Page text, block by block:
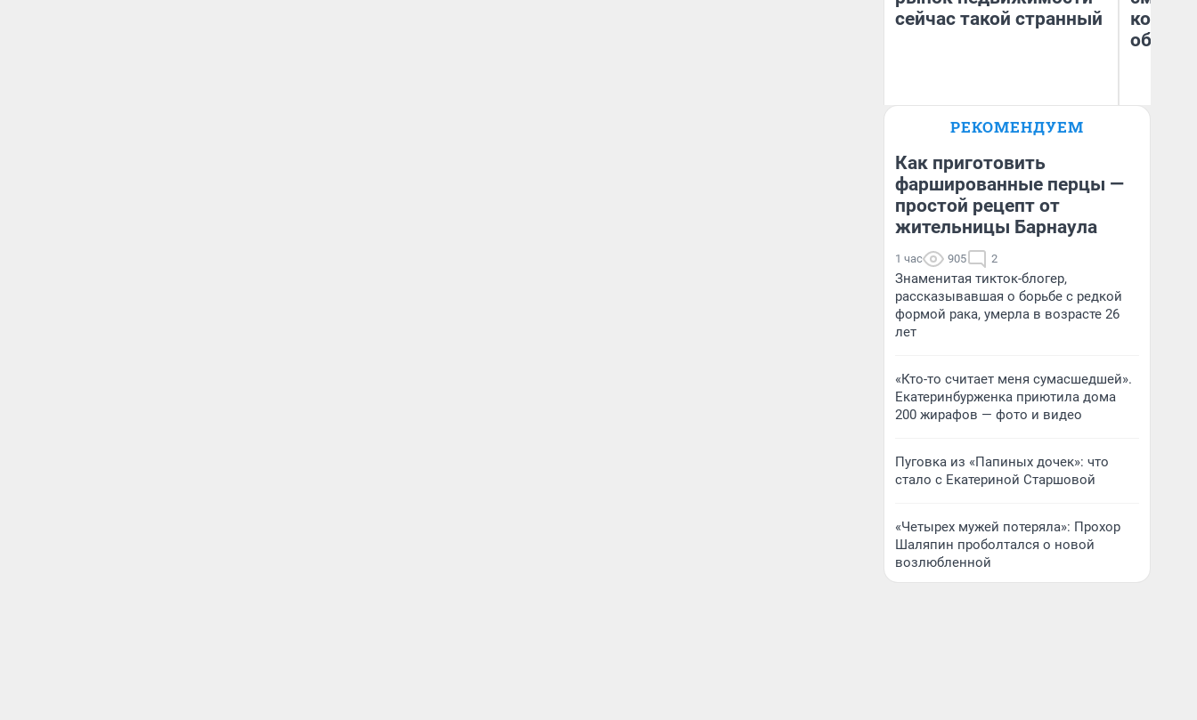
сейчас такой странный
Екатерина Торопова
недвижимости
РЕКОМЕНДУЕМ
Как приготовить
фаршированные перцы —
простой рецепт от
жительницы Барнаула
1 час 905 2
Знаменитая тикток-блогер,
рассказывавшая о борьбе с редкой
формой рака, умерла в возрасте 26
лет
«Кто-то считает меня сумасшедшей».
Екатеринбурженка приютила дома
200 жирафов — фото и видео
Пуговка из «Папиных дочек»: что
стало с Екатериной Старшовой
«Четырех мужей потеряла»: Прохор
Шаляпин проболтался о новой
возлюбленной